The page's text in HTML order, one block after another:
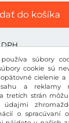
súbory
cookie sú
cielenie a
a
tretích strán
o spracúvaní
do košíka